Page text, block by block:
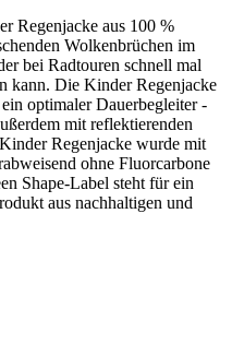
Regenjacke aus 100 %
Wolkenbrüchen im
bei Radtouren schnell mal
kann. Die Kinder Regenjacke
optimaler Dauerbegleiter -
mit reflektierenden
Regenjacke wurde mit
ohne Fluorcarbone
Shape-Label steht für ein
aus nachhaltigen und